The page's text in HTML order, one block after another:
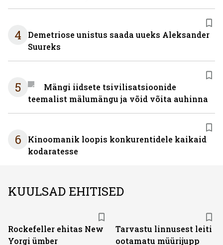
4
Demetriose unistus saada uueks Aleksander
Suureks
5
Mängi iidsete tsivilisatsioonide
teemalist mälumängu ja võid võita auhinna
6
Kinoomanik loopis konkurentidele kaikaid
kodaratesse
KUULSAD EHITISED
Rockefeller ehitas New
Yorgi ümber
Tarvastu linnusest leiti
ootamatu müürijupp